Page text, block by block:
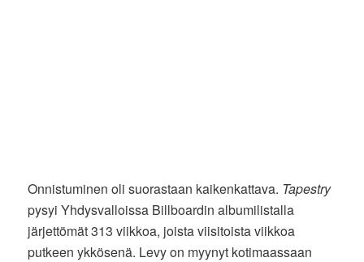
Onnistuminen oli suorastaan kaikenkattava. Tapestry
pysyi Yhdysvalloissa Billboardin albumilistalla
järjettömät 313 viikkoa, joista viisitoista viikkoa
putkeen ykkösenä. Levy on myynyt kotimaassaan